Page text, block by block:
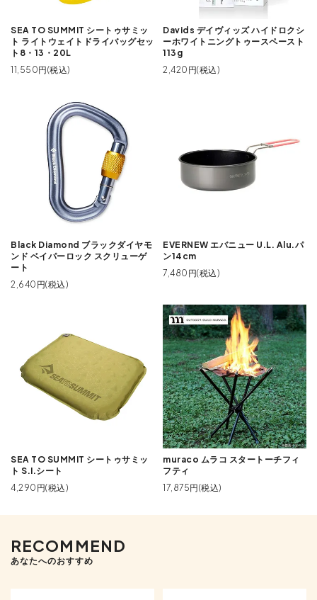
SEA TO SUMMIT シートゥサミッ
ト ライトウェイトドライバッグセッ
ト8・13・20L
11,550円(税込)
Davids デイヴィッズ ハイドロクシ
ーホワイトニングトゥースペースト
113g
2,420円(税込)
Black Diamond ブラックダイヤモ
ンド ベイパーロック スクリューゲ
ート
2,640円(税込)
EVERNEW エバニュー U.L. Alu.パ
ン14cm
7,480円(税込)
SEA TO SUMMIT シートゥサミッ
ト S.I.シート
4,290円(税込)
muraco ムラコ スタートーチフィ
フティ
17,875円(税込)
RECOMMEND
あなたへのおすすめ